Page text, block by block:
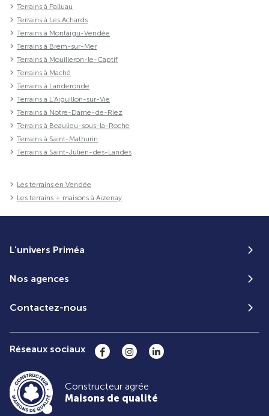
Terrains à Palluau
Terrains à Les Achards
Terrains à Montaigu-Vendée
Terrains à Brem-sur-Mer
Terrains à Mouilleron-le-Captif
Terrains à Maché
Terrains à Landeronde
Terrains à L'Aiguillon-sur-Vie
Terrains à Notre-Dame-de-Riez
Terrains à Beaulieu-sous-la-Roche
Terrains à Saint-Mathurin
Terrains à Saint-Julien-des-Landes
Les terrains en Vendée
Les terrains + maisons à Aizenay
L'univers Priméa
Nos agences
Contactez-nous
Réseaux sociaux
Constructeur agrée
Maisons de qualité